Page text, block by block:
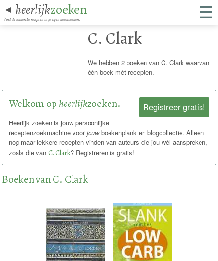
◄ heerlijkzoeken
Vind de lekkerste recepten in je eigen kookboeken. ☰
C. Clark
We hebben 2 boeken van C. Clark waarvan
één boek mét recepten.
Registreer gratis!
Welkom op heerlijkzoeken.
Heerlijk zoeken is jouw persoonlijke
receptenzoekmachine voorjouwboekenplank en blogcollectie. Alleen
nog maar lekkere recepten vinden van auteurs die jou wél aanspreken,
zoals die vanC. Clark? Registreren is gratis!
Boeken van C. Clark